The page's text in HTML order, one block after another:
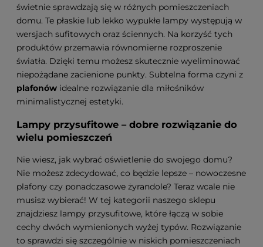
świetnie sprawdzają się w różnych pomieszczeniach
domu. Te płaskie lub lekko wypukłe lampy występują w
wersjach sufitowych oraz ściennych. Na korzyść tych
produktów przemawia równomierne rozproszenie
światła. Dzięki temu możesz skutecznie wyeliminować
niepożądane zacienione punkty. Subtelna forma czyni z
plafonów idealne rozwiązanie dla miłośników
minimalistycznej estetyki.
Lampy przysufitowe – dobre rozwiązanie do
wielu pomieszczeń
Nie wiesz, jak wybrać oświetlenie do swojego domu?
Nie możesz zdecydować, co będzie lepsze – nowoczesne
plafony czy ponadczasowe żyrandole? Teraz wcale nie
musisz wybierać! W tej kategorii naszego sklepu
znajdziesz lampy przysufitowe, które łączą w sobie
cechy dwóch wymienionych wyżej typów. Rozwiązanie
to sprawdzi się szczególnie w niskich pomieszczeniach